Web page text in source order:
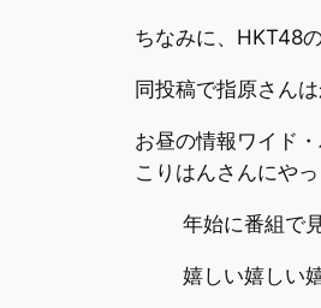
ちなみに、HKT48
同投稿で指原さん
お昼の情報ワイド
こりはんさんにや
年始に番組で
嬉しい嬉しい